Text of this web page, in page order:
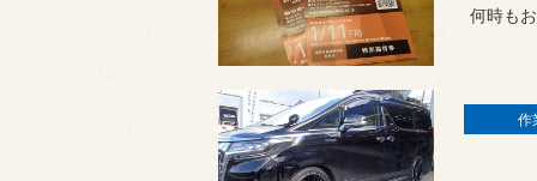
何時も
作